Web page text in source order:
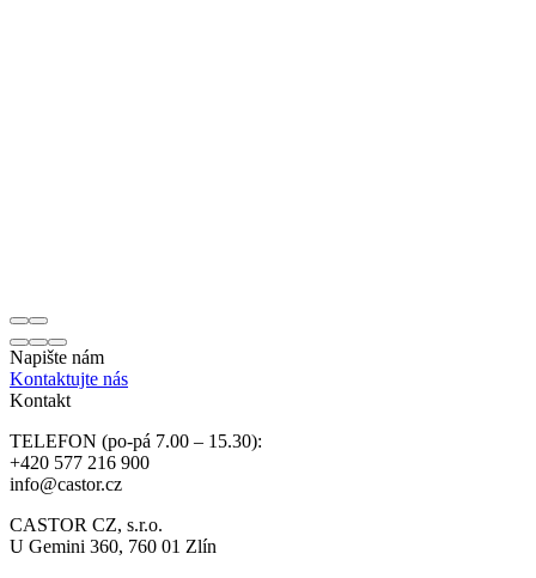
Napište nám
Kontaktujte nás
Kontakt
TELEFON (po-pá 7.00 – 15.30):
+420 577 216 900
info@castor.cz
CASTOR CZ, s.r.o.
U Gemini 360, 760 01 Zlín